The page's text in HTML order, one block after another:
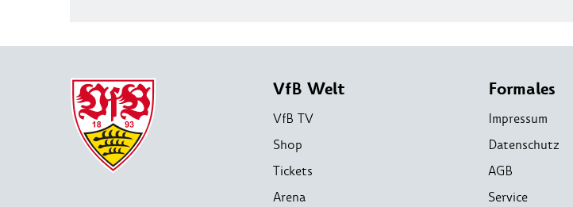
VfB Welt
VfB TV
Shop
Tickets
Arena
Formales
Impressum
Datenschutz
AGB
Service